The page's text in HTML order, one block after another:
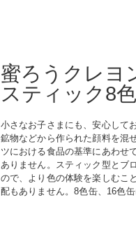
蜜ろうクレヨ
スティック8
小さなお子さまにも、安心して
鉱物などから作られた顔料を混
ツにおける食品の基準にあわせ
ありません。スティック型とブ
ので、より色の体験を楽しむこ
配もありません。8色缶、16色